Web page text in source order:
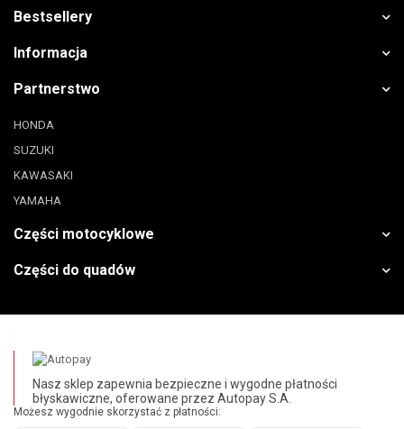
Bestsellery
Informacja
Partnerstwo
HONDA
SUZUKI
KAWASAKI
YAMAHA
Części motocyklowe
Części do quadów
Nasz sklep zapewnia bezpieczne i wygodne płatności
błyskawiczne, oferowane przez Autopay S.A.
Możesz wygodnie skorzystać z płatności: